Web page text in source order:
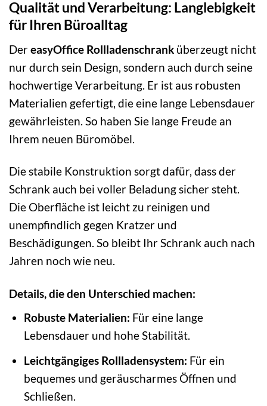
Qualität und Verarbeitung: Langlebigkeit
für Ihren Büroalltag
DereasyOffice Rollladenschrank überzeugt nicht
nur durch sein Design, sondern auch durch seine
hochwertige Verarbeitung. Er ist aus robusten
Materialien gefertigt, die eine lange Lebensdauer
gewährleisten. So haben Sie lange Freude an
Ihrem neuen Büromöbel.
Die stabile Konstruktion sorgt dafür, dass der
Schrank auch bei voller Beladung sicher steht.
Die Oberfläche ist leicht zu reinigen und
unempfindlich gegen Kratzer und
Beschädigungen. So bleibt Ihr Schrank auch nach
Jahren noch wie neu.
Details, die den Unterschied machen:
Robuste Materialien: Für eine lange
Lebensdauer und hohe Stabilität.
Leichtgängiges Rollladensystem: Für ein
bequemes und geräuscharmes Öffnen und
Schließen.